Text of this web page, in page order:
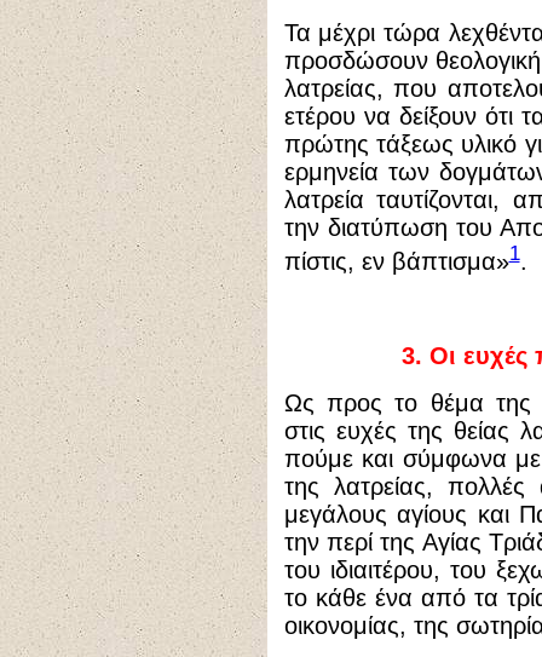
Τα μέχρι τώρα
προσδώσουν θεολογική
λατρείας, που
ετέρου να δείξουν ότι
πρώτης τάξεως υλικό
ερμηνεία των
λατρεία ταυτίζονται,
την διατύπωση του
πίστις, εν βάπτισμα»1.
3. Οι ευχές
Ως προς το θέμα
στις ευχές της θείας
πούμε και σύμφωνα με
της λατρείας,
μεγάλους αγίους και
την περί της Αγίας
του ιδιαιτέρου, του
το κάθε ένα από τα
οικονομίας, της